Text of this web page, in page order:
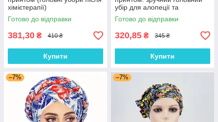
хімієтерапії)
Готово до відправки
381,30 ₴ 410 ₴
Купити
убір для алопеції та
відновлення після
хімієтерапії
Готово до відправки
320,85 ₴ 345 ₴
Купити
–7% –7%